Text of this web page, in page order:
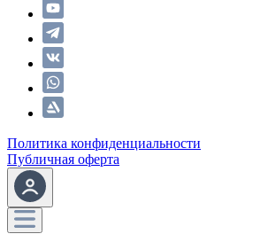
Политика конфиденциальности
Публичная оферта